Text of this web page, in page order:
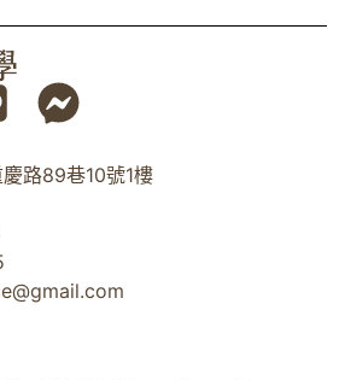
路89巷10號1樓